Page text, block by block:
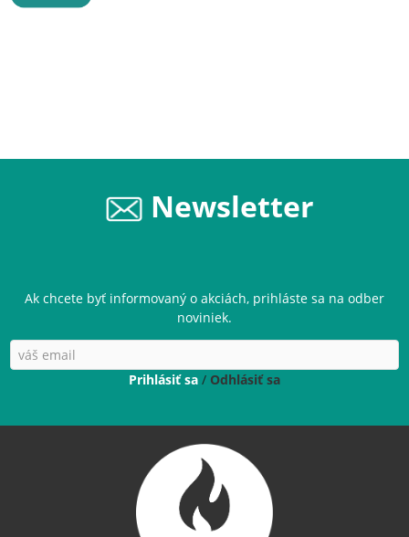
Newsletter
Ak chcete byť informovaný o akciách, prihláste sa na odber
noviniek.
Prihlásiť sa / Odhlásiť sa